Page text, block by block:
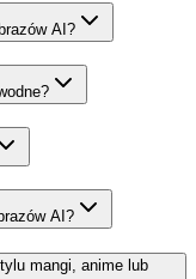
AI?
AI?
mangi, anime lub